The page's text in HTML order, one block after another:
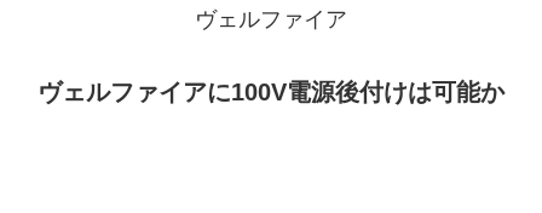
ヴェルファイア
ヴェルファイアに100V電源後付けは可能か